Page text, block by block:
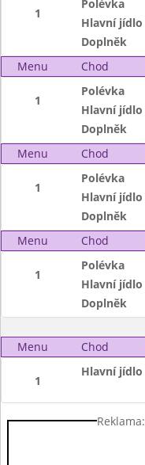
1
Polévka
Hlavní jídlo
Doplněk
Menu
Chod
1
Polévka
Hlavní jídlo
Doplněk
Menu
Chod
1
Polévka
Hlavní jídlo
Doplněk
Menu
Chod
1
Polévka
Hlavní jídlo
Doplněk
Menu Chod
1
Hlavní jídlo
Reklama: